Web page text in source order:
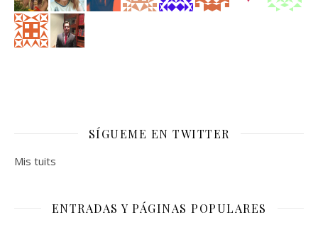
SÍGUEME EN TWITTER
Mis tuits
ENTRADAS Y PÁGINAS POPULARES